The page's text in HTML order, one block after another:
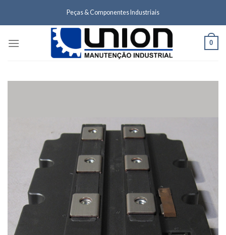
Peças & Componentes Industriais
0